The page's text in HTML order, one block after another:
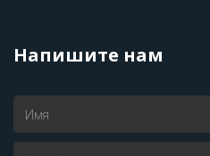
Напишите нам